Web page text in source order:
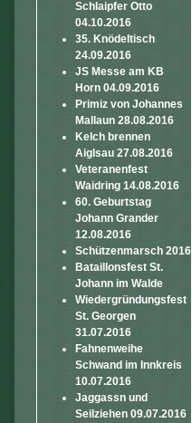
Schlaipfer Otto
04.10.2016
35. Knödeltisch
24.09.2016
JS Messe am KB
Horn 04.09.2016
Primiz von Johannes
Mallaun 28.08.2016
Kelch brennen
Aiglsau 27.08.2016
Veteranenfest
Waidring 14.08.2016
60. Geburtstag
Johann Grander
12.08.2016
Schützenmarsch 2016
Bataillonsfest St.
Johann im Walde
Wiedergründungsfest
St. Georgen
31.07.2016
Fahnenweihe
Schwand im Innkreis
10.07.2016
Jaggassn und
Seilziehen 09.07.2016